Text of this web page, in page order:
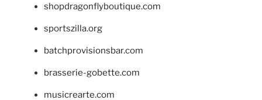
shopdragonflyboutique.com
sportszilla.org
batchprovisionsbar.com
brasserie-gobette.com
musicrearte.com